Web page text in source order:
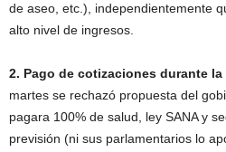
de aseo, etc.), independientemente
alto nivel de ingresos.
2. Pago de cotizaciones durante
martes se rechazó propuesta del
pagara 100% de salud, ley SANA y
previsión (ni sus parlamentarios lo